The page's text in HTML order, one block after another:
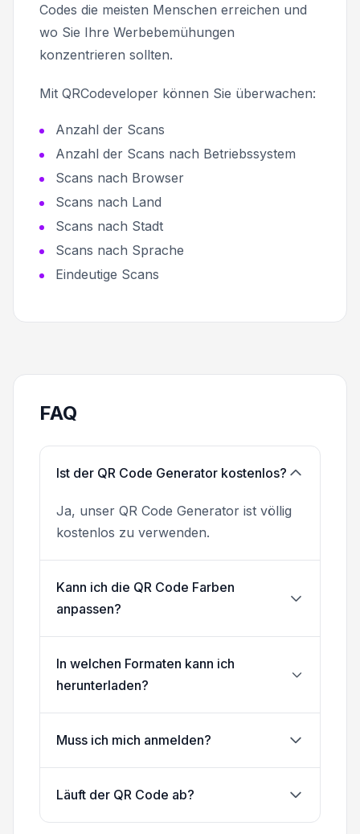
Codes die meisten Menschen erreichen und
wo Sie Ihre Werbebemühungen
konzentrieren sollten.
Mit QRCodeveloper können Sie überwachen:
Anzahl der Scans
Anzahl der Scans nach Betriebssystem
Scans nach Browser
Scans nach Land
Scans nach Stadt
Scans nach Sprache
Eindeutige Scans
FAQ
Ist der QR Code Generator kostenlos?
Ja, unser QR Code Generator ist völlig
kostenlos zu verwenden.
Kann ich die QR Code Farben
anpassen?
In welchen Formaten kann ich
herunterladen?
Muss ich mich anmelden?
Läuft der QR Code ab?